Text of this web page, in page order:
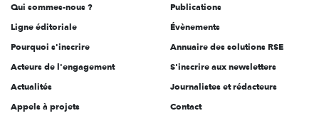
Qui sommes-nous ?
Ligne éditoriale
Pourquoi s'inscrire
Acteurs de l'engagement
Actualités
Appels à projets
Publications
Évènements
Annuaire des solutions RSE
S'inscrire aux newsletters
Journalistes et rédacteurs
Contact